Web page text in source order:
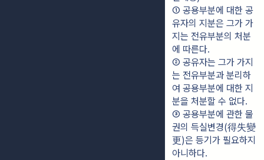
① 공용부분에 대한 공
유자의 지분은 그가 가
지는 전유부분의 처분
에 따른다.
② 공유자는 그가 가지
는 전유부분과 분리하
여 공용부분에 대한 지
분을 처분할 수 없다.
③ 공용부분에 관한 물
권의 득실변경(得失變
更)은 등기가 필요하지
아니하다.